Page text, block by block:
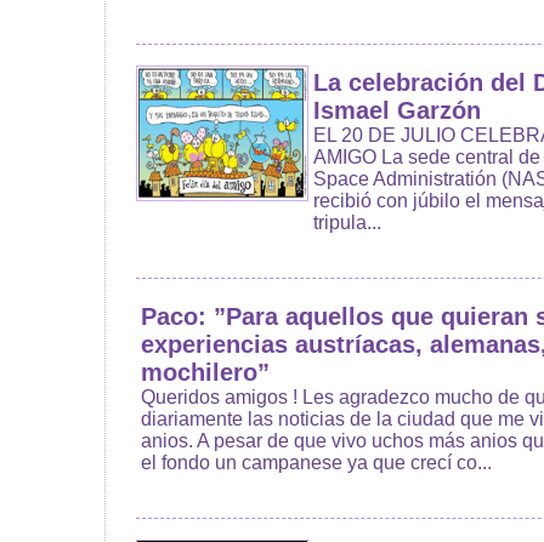
La celebración del
Ismael Garzón
EL 20 DE JULIO
AMIGO La sede central
Space Administratión
recibió con júbilo el
tripula...
Paco: ”Para aquellos que quieran
experiencias austríacas,
mochilero”
Queridos amigos ! Les agradezco mucho de
diariamente las noticias de la ciudad que me
anios. A pesar de que vivo uchos más anios
el fondo un campanese ya que crecí co...